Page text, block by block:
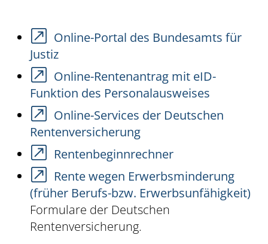
Online-Portal des Bundesamts für
Justiz
Online-Rentenantrag mit eID-
Funktion des Personalausweises
Online-Services der Deutschen
Rentenversicherung
Rentenbeginnrechner
Rente wegen Erwerbsminderung
(früher Berufs-bzw. Erwerbsunfähigkeit)
Formulare der Deutschen
Rentenversicherung.